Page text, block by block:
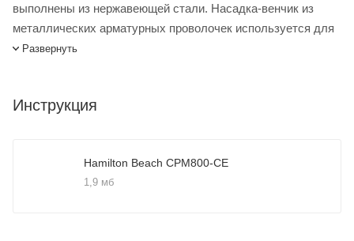
выполнены из нержавеющей стали. Насадка-венчик из
металлических арматурных проволочек используется для
взбивания масла и яиц, а также других жидких
продуктов. Насадка крюк используется для
Миксер планетарный Hamilton Beach CPM800-CE купить в
интернет-магазине Лигабаршоп по выгодной цене. Уточнить
Развернуть
Инструкция
Hamilton Beach CPM800-CE
1,9 мб